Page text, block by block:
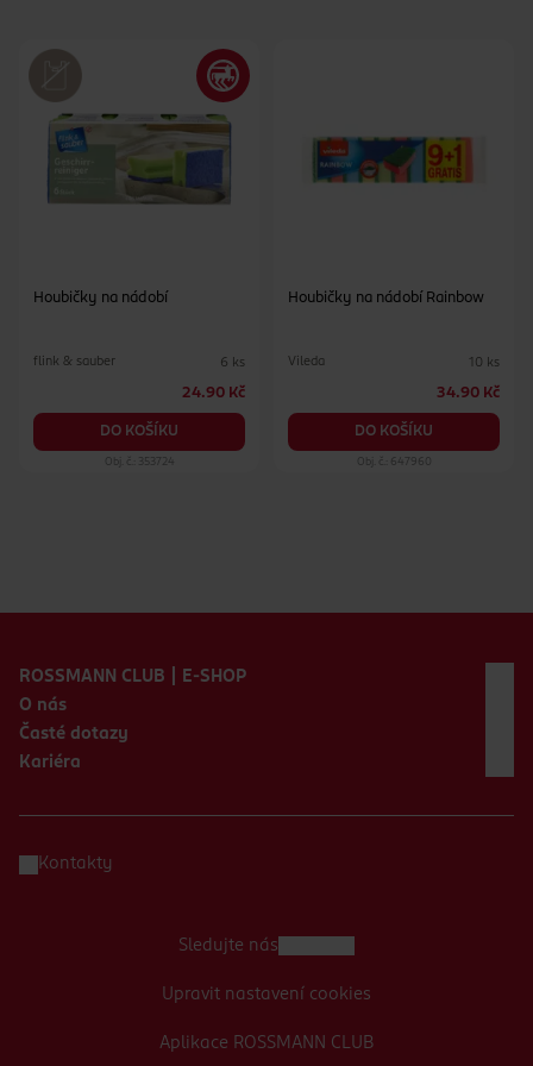
Houbičky na nádobí
flink & sauber 6 ks
24.90 Kč
DO KOŠÍKU
Obj. č.: 353724
Houbičky na nádobí Rainbow
Vileda 10 ks
34.90 Kč
DO KOŠÍKU
Obj. č.: 647960
ROSSMANN CLUB | E-SHOP
O nás
Časté dotazy
Kariéra
Kontakty
Aplikace ROSSMANN CLUB
Sledujte nás
Upravit nastavení cookies